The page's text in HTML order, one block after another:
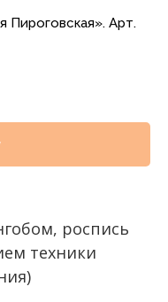
Пироговская». Арт.
роспись
техники